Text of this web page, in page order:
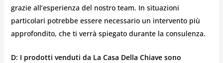
grazie all’esperienza del nostro team. In situazioni
particolari potrebbe essere necessario un intervento più
approfondito, che ti verrà spiegato durante la consulenza.
D: I prodotti venduti da La Casa Della Chiave sono